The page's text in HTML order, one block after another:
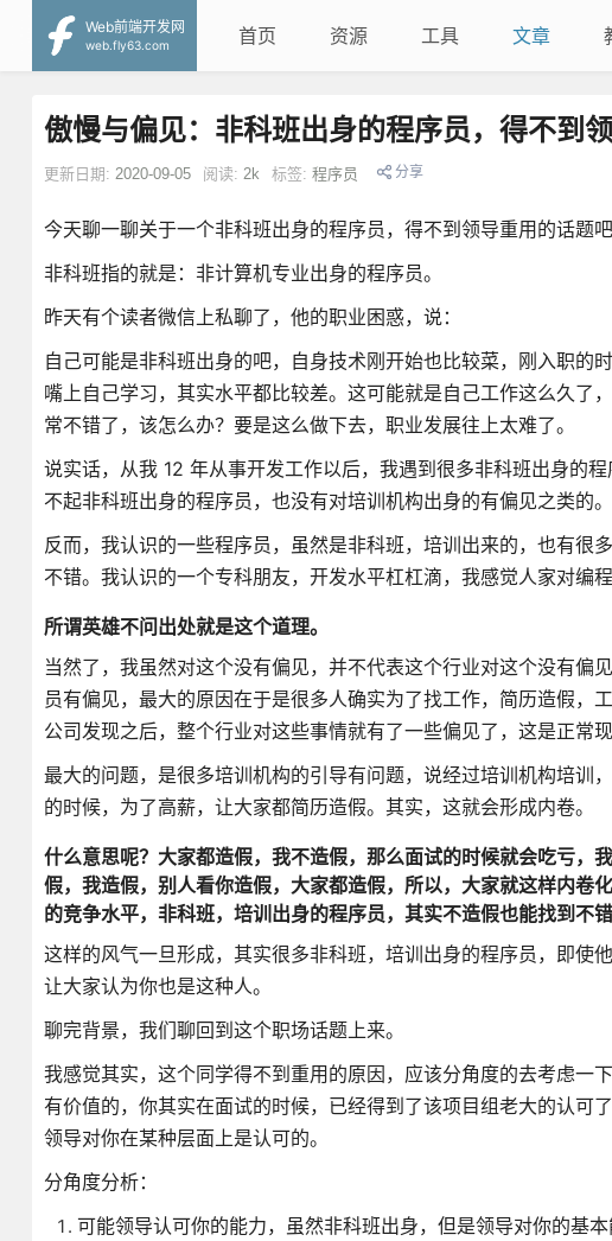
Web前端开发网
web.fly63.com
首页 资源 工具 文章
傲慢与偏见：非科班出身的程序员，得不到
更新日期: 2020-09-05 阅读: 2k 标签: 程序员 分享
今天聊一聊关于一个非科班出身的程序员，得不到领导重用的话题吧
非科班指的就是：非计算机专业出身的程序员。
昨天有个读者微信上私聊了，他的职业困惑，说：
自己可能是非科班出身的吧，自身技术刚开始也比较菜，刚入职
嘴上自己学习，其实水平都比较差。这可能就是自己工作这么久了
常不错了，该怎么办？要是这么做下去，职业发展往上太难了。
说实话，从我 12 年从事开发工作以后，我遇到很多非科班出身的
不起非科班出身的程序员，也没有对培训机构出身的有偏见之类的。
反而，我认识的一些程序员，虽然是非科班，培训出来的，也有很
不错。我认识的一个专科朋友，开发水平杠杠滴，我感觉人家对编
所谓英雄不问出处就是这个道理。
当然了，我虽然对这个没有偏见，并不代表这个行业对这个没有
员有偏见，最大的原因在于是很多人确实为了找工作，简历造假
公司发现之后，整个行业对这些事情就有了一些偏见了，这是正常
最大的问题，是很多培训机构的引导有问题，说经过培训机构培训
的时候，为了高薪，让大家都简历造假。其实，这就会形成内卷。
什么意思呢？大家都造假，我不造假，那么面试的时候就会吃亏，
假，我造假，别人看你造假，大家都造假，所以，大家就这样内卷
的竞争水平，非科班，培训出身的程序员，其实不造假也能找到不错
这样的风气一旦形成，其实很多非科班，培训出身的程序员，即使
让大家认为你也是这种人。
聊完背景，我们聊回到这个职场话题上来。
我感觉其实，这个同学得不到重用的原因，应该分角度的去考虑一
有价值的，你其实在面试的时候，已经得到了该项目组老大的认可
领导对你在某种层面上是认可的。
分角度分析：
可能领导认可你的能力，虽然非科班出身，但是领导对你的基